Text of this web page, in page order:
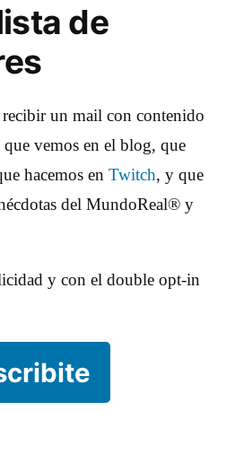
de
un mail con contenido
vemos en el blog, que
hacemos en Twitch, y que
del MundoReal® y
y con el double opt-in